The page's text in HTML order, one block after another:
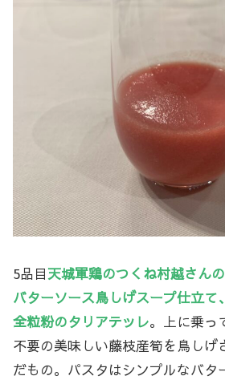
5品目天城軍鶏のつくね村越さん
バターソース鳥しげスープ仕立て
全粒粉のタリアテッレ。上に乗っ
不要の美味しい藤枝産筍を鳥しげ
だもの。パスタはシンプルなバタ